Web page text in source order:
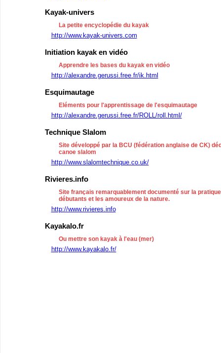
Kayak-univers
La petite encyclopédie du kayak
http://www.kayak-univers.com
Initiation kayak en vidéo
Apprendre les bases du kayak en vidéo
http://alexandre.gerussi.free.fr/ik.html
Esquimautage
Eléments pour l'apprentissage de l'esquimautage
http://alexandre.gerussi.free.fr/ROLL/roll.html/
Technique Slalom
Site développé par la BCU (fédération anglaise de CK)
canoe slalom
http://www.slalomtechnique.co.uk/
Rivieres.info
Site français remarquablement documenté sur la
débutants et les amoureux de la nature.
http://www.rivieres.info
Kayakalo.fr
Ou mettre son kayak à l'eau (mer)
http://www.kayakalo.fr/